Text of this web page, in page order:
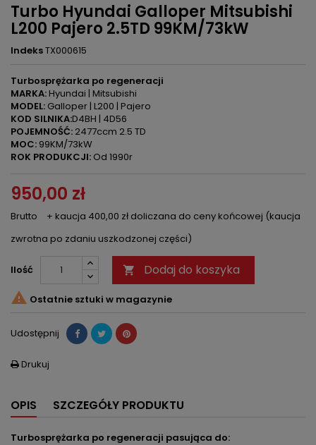
Turbo Hyundai Galloper Mitsubishi
L200 Pajero 2.5TD 99KM/73kW
IndeksTX000615
Turbosprężarka po regeneracji
MARKA:Hyundai | Mitsubishi
MODEL: Galloper | L200 | Pajero
KOD SILNIKA:D4BH | 4D56
POJEMNOŚĆ: 2477ccm 2.5 TD
MOC: 99KM/73kW
ROK PRODUKCJI: Od 1990r
950,00 zł
Brutto
+ kaucja 400,00 zł doliczana do ceny końcowej (kaucja
zwrotna po zdaniu uszkodzonej części)
Ilość  Dodaj do koszyka
 Ostatnie sztuki w magazynie
Udostępnij
 Drukuj
OPIS SZCZEGÓŁY PRODUKTU
Turbosprężarka po regeneracji pasująca do: